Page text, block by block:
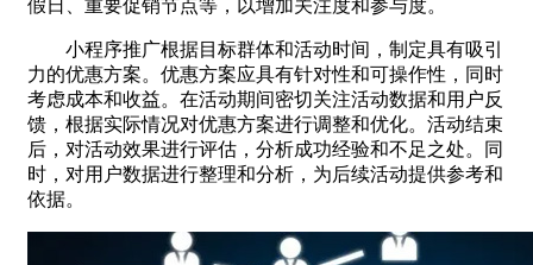
假日、重要促销节点等，以增加关注度和参与度。
小程序推广根据目标群体和活动时间，制定具有吸引
力的优惠方案。优惠方案应具有针对性和可操作性，同时
考虑成本和收益。在活动期间密切关注活动数据和用户反
馈，根据实际情况对优惠方案进行调整和优化。活动结束
后，对活动效果进行评估，分析成功经验和不足之处。同
时，对用户数据进行整理和分析，为后续活动提供参考和
依据。